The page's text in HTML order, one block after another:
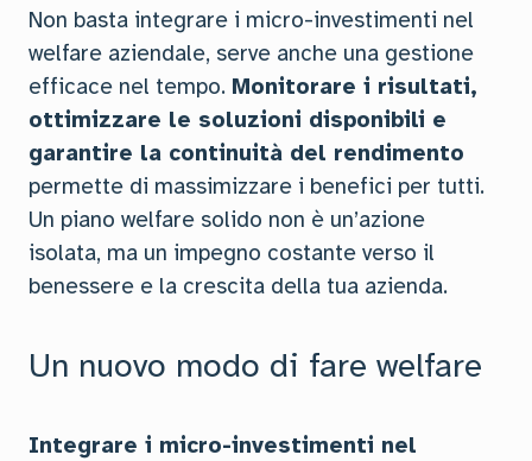
Non basta integrare i micro-investimenti nel
welfare aziendale, serve anche una gestione
efficace nel tempo. Monitorare i risultati,
ottimizzare le soluzioni disponibili e
garantire la continuità del rendimento
permette di massimizzare i benefici per tutti.
Un piano welfare solido non è un’azione
isolata, ma un impegno costante verso il
benessere e la crescita della tua azienda.
Un nuovo modo di fare welfare
Integrare i micro-investimenti nel